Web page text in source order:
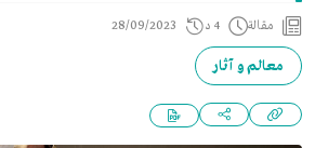
مقالة 4 د 28/09/2023
معالم و آثار